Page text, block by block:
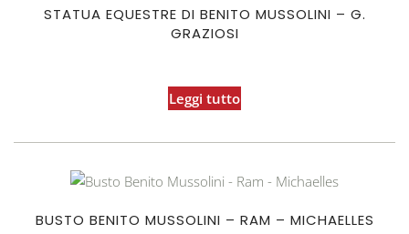
STATUA EQUESTRE DI BENITO MUSSOLINI – G.
GRAZIOSI
Leggi tutto
BUSTO BENITO MUSSOLINI – RAM – MICHAELLES